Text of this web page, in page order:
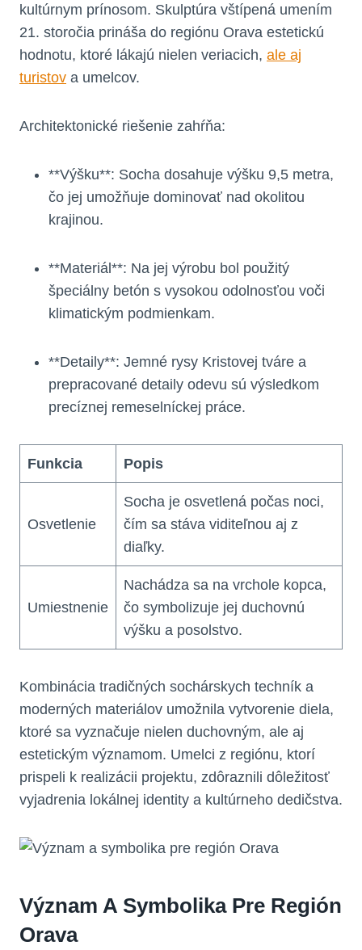
kultúrnym prínosom. Skulptúra vštípená umením
21. storočia prináša do regiónu Orava estetickú
hodnotu, ktoré lákajú nielen veriacich, ale aj
turistov a umelcov.
Architektonické riešenie zahŕňa:
**Výšku**: Socha dosahuje výšku 9,5 metra,
čo jej umožňuje dominovať nad okolitou
krajinou.
**Materiál**: Na jej výrobu bol použitý
špeciálny betón s vysokou odolnosťou voči
klimatickým podmienkam.
**Detaily**: Jemné rysy Kristovej tváre a
prepracované detaily odevu sú výsledkom
precíznej remeselníckej práce.
Funkcia Popis
Osvetlenie
Socha je osvetlená počas noci,
čím sa stáva viditeľnou aj z
diaľky.
Umiestnenie
Nachádza sa na vrchole kopca,
čo symbolizuje jej duchovnú
výšku a posolstvo.
Kombinácia tradičných sochárskych techník a
moderných materiálov umožnila vytvorenie diela,
ktoré sa vyznačuje nielen duchovným, ale aj
estetickým významom. Umelci z regiónu, ktorí
prispeli k realizácii projektu, zdôraznili dôležitosť
vyjadrenia lokálnej identity a kultúrneho dedičstva.
Význam A Symbolika Pre Región
Orava